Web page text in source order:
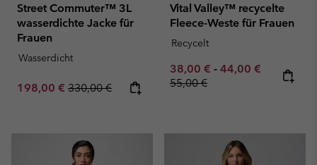
Street Commuter™ 3L
wasserdichte Jacke für
Frauen
Wasserdicht
Sale price:
198,00 € Regular price:
330,00 €
Vital Valley™ recycelte
Fleece-Weste für Frauen
Recycelt
Minimum sale price:
38,00 € - Maximum sale
44,00 € Regular
55,00 €